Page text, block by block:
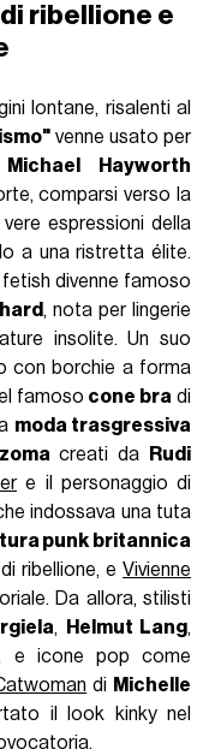
ribellione e
lontane, risalenti al
venne usato per
Michael Hayworth
comparsi verso la
espressioni della
a una ristretta élite.
divenne famoso
, nota per lingerie
insolite. Un suo
con borchie a forma
famoso cone bra di
moda trasgressiva
creati da
Rudi
e il personaggio di
indossava una tuta
punk britannica
ribellione, e Vivienne
Da allora, stilisti
, Helmut Lang,
e icone pop come
di Michelle
il look kinky nel